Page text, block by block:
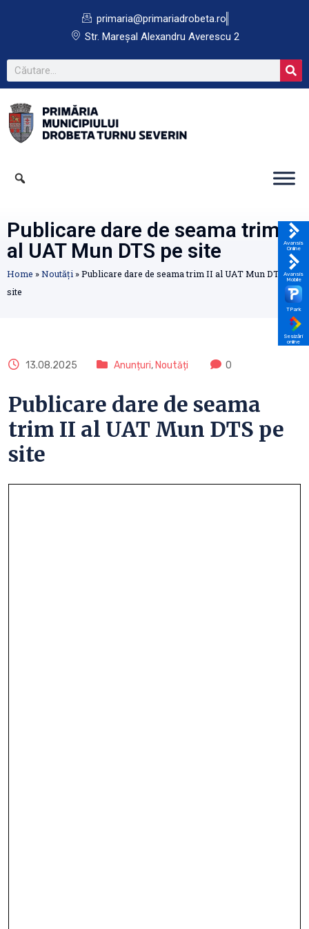
primaria@primariadrobeta.ro
Str. Mareșal Alexandru Averescu 2
Publicare dare de seama trim II
al UAT Mun DTS pe site
Home »Noutăți »Publicare dare de seama trim II al UAT Mun DTS pe
site
13.08.2025 Anunțuri, Noutăți 0
Publicare dare de seama
trim II al UAT Mun DTS pe
site
Avansis
Online
Avansis
Mobile
TPark
Sesizări
online